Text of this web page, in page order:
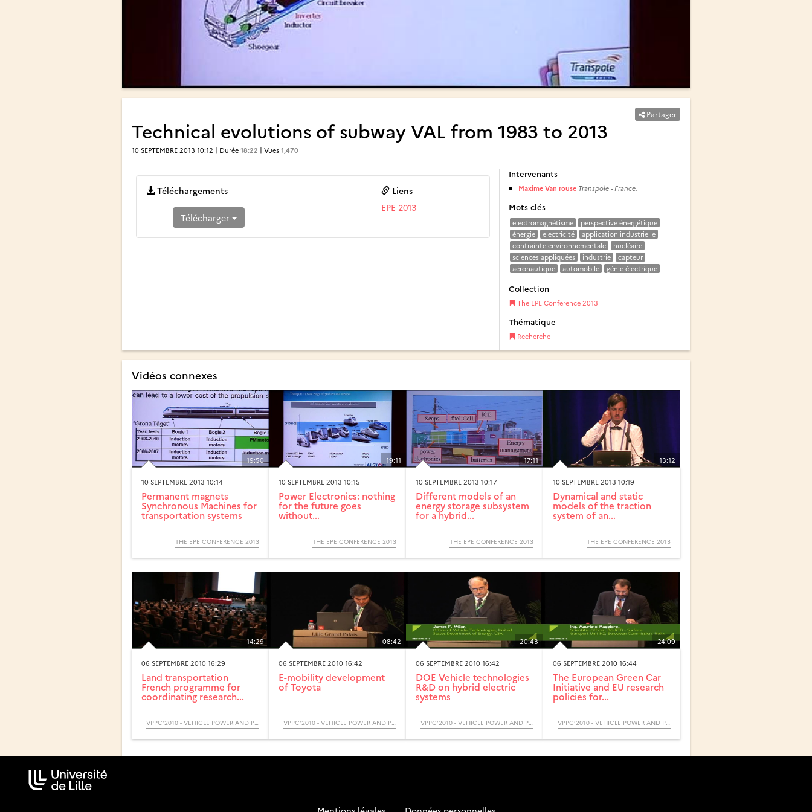
Partager
Technical evolutions of subway VAL from 1983 to 2013
10 SEPTEMBRE 2013 10:12 | Durée 18:22 | Vues 1,470
Téléchargements
Télécharger
Liens
EPE 2013
Intervenants
Maxime Van rouse Transpole - France.
Mots clés
electromagnétisme
perspective énergétique
énergie
electricité
application industrielle
contrainte environnementale
nucléaire
sciences appliquées
industrie
capteur
aéronautique
automobile génie électrique
Collection
The EPE Conference 2013
Thématique
Recherche
Vidéos connexes
19:50
10 SEPTEMBRE 2013 10:14
Permanent magnets
Synchronous Machines for
transportation systems
THE EPE CONFERENCE 2013
19:11
10 SEPTEMBRE 2013 10:15
Power Electronics: nothing
for the future goes
without...
THE EPE CONFERENCE 2013
17:11
10 SEPTEMBRE 2013 10:17
Different models of an
energy storage subsystem
for a hybrid...
THE EPE CONFERENCE 2013
13:12
10 SEPTEMBRE 2013 10:19
Dynamical and static
models of the traction
system of an...
THE EPE CONFERENCE 2013
14:29
06 SEPTEMBRE 2010 16:29
Land transportation
French programme for
coordinating research...
VPPC’2010 - VEHICLE POWER AND PROPULSION CONFERENCE - (COLLOQUE)
08:42
06 SEPTEMBRE 2010 16:42
E-mobility development
of Toyota
VPPC’2010 - VEHICLE POWER AND PROPULSION CONFERENCE - (COLLOQUE)
20:43
06 SEPTEMBRE 2010 16:42
DOE Vehicle technologies
R&D on hybrid electric
systems
VPPC’2010 - VEHICLE POWER AND PROPULSION CONFERENCE - (COLLOQUE)
24:09
06 SEPTEMBRE 2010 16:44
The European Green Car
Initiative and EU research
policies for...
VPPC’2010 - VEHICLE POWER AND PROPULSION CONFERENCE - (COLLOQUE)